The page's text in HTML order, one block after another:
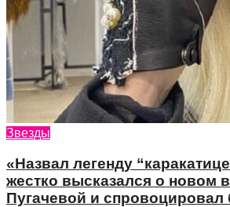
Звезды
«Назвал легенду
жестко высказался о новом
Пугачевой и